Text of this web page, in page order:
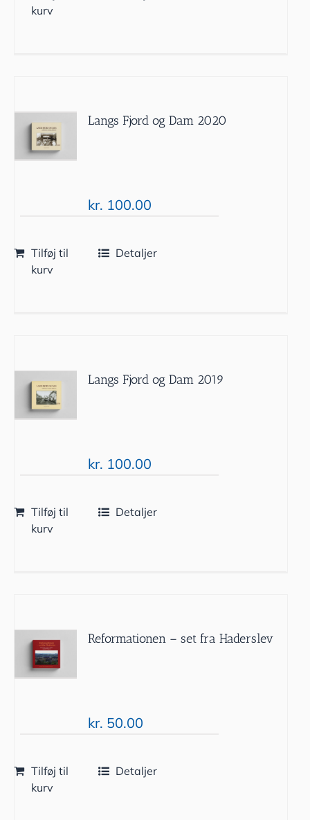
kurv
Langs Fjord og Dam 2020
kr. 100.00
Tilføj til
kurv
Detaljer
Langs Fjord og Dam 2019
kr. 100.00
Tilføj til
kurv
Detaljer
Reformationen – set fra Haderslev
kr. 50.00
Tilføj til
kurv
Detaljer